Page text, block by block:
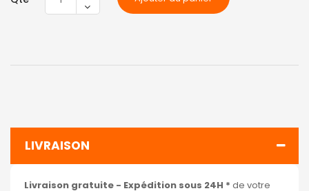
LIVRAISON
Livraison gratuite - Expédition sous 24H * de votre